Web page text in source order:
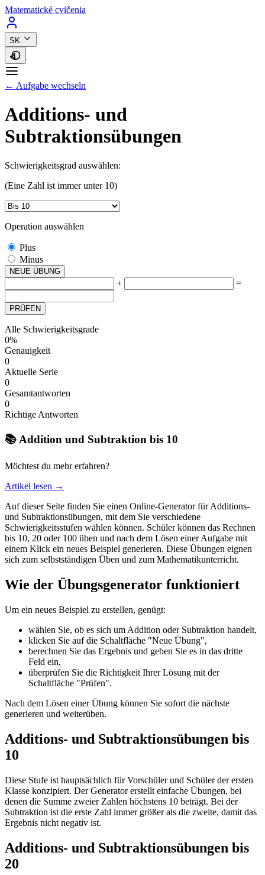
Matematické cvičenia
SK
← Aufgabe wechseln
Additions- und
Subtraktionsübungen
Schwierigkeitsgrad auswählen:
(Eine Zahl ist immer unter 10)
Operation auswählen
Plus
Minus
NEUE ÜBUNG
+ =
PRÜFEN
Alle Schwierigkeitsgrade
0%
Genauigkeit
0
Aktuelle Serie
0
Gesamtantworten
0
Richtige Antworten
📚 Addition und Subtraktion bis 10
Möchtest du mehr erfahren?
Artikel lesen →
Auf dieser Seite finden Sie einen Online-Generator für Additions-
und Subtraktionsübungen, mit dem Sie verschiedene
Schwierigkeitsstufen wählen können. Schüler können das Rechnen
bis 10, 20 oder 100 üben und nach dem Lösen einer Aufgabe mit
einem Klick ein neues Beispiel generieren. Diese Übungen eignen
sich zum selbstständigen Üben und zum Mathematikunterricht.
Wie der Übungsgenerator funktioniert
Um ein neues Beispiel zu erstellen, genügt:
wählen Sie, ob es sich um Addition oder Subtraktion handelt,
klicken Sie auf die Schaltfläche "Neue Übung",
berechnen Sie das Ergebnis und geben Sie es in das dritte
Feld ein,
überprüfen Sie die Richtigkeit Ihrer Lösung mit der
Schaltfläche "Prüfen".
Nach dem Lösen einer Übung können Sie sofort die nächste
generieren und weiterüben.
Additions- und Subtraktionsübungen bis
10
Diese Stufe ist hauptsächlich für Vorschüler und Schüler der ersten
Klasse konzipiert. Der Generator erstellt einfache Übungen, bei
denen die Summe zweier Zahlen höchstens 10 beträgt. Bei der
Subtraktion ist die erste Zahl immer größer als die zweite, damit das
Ergebnis nicht negativ ist.
Additions- und Subtraktionsübungen bis
20